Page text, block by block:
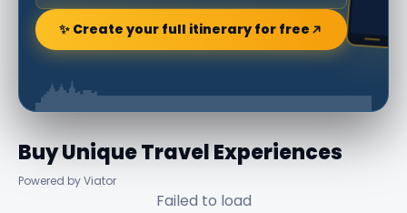
✨ Create your full itinerary for free
Buy Unique Travel Experiences
Powered by Viator
Failed to load